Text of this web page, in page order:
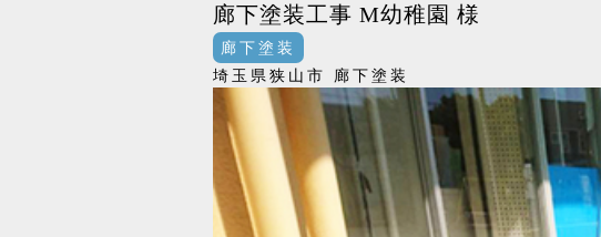
廊下塗装工事 M幼稚園 様
廊下塗装
埼玉県狭山市 廊下塗装